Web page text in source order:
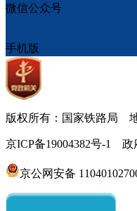
微信公众号
手机版
版权所有：国家铁路局
京ICP备19004382号-1 政
京公网安备